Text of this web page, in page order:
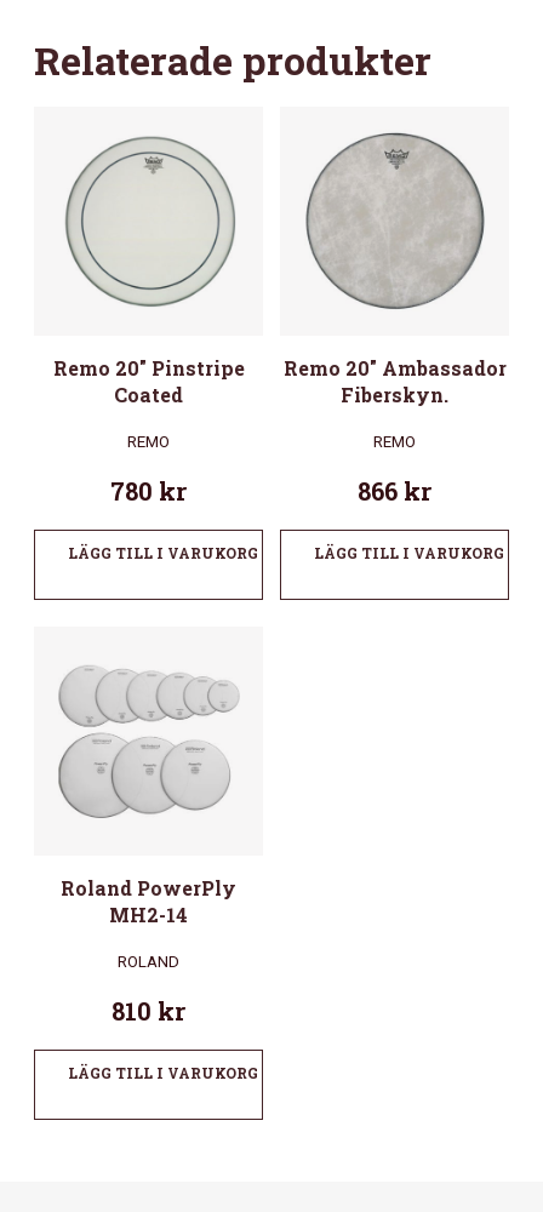
Relaterade produkter
Remo 20″ Pinstripe
Coated
REMO
780 kr
LÄGG TILL I VARUKORG
Remo 20″ Ambassador
Fiberskyn.
REMO
866 kr
LÄGG TILL I VARUKORG
Roland PowerPly
MH2-14
ROLAND
810 kr
LÄGG TILL I VARUKORG